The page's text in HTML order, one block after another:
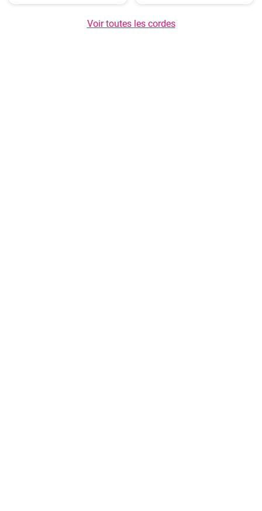
Voir toutes les cordes